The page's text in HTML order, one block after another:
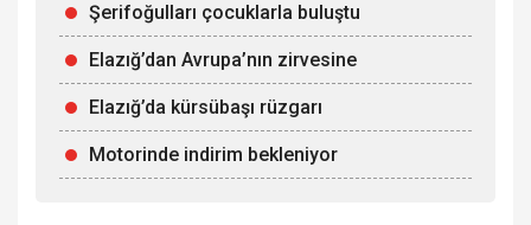
Şerifoğulları çocuklarla buluştu
Elazığ’dan Avrupa’nın zirvesine
Elazığ’da kürsübaşı rüzgarı
Motorinde indirim bekleniyor